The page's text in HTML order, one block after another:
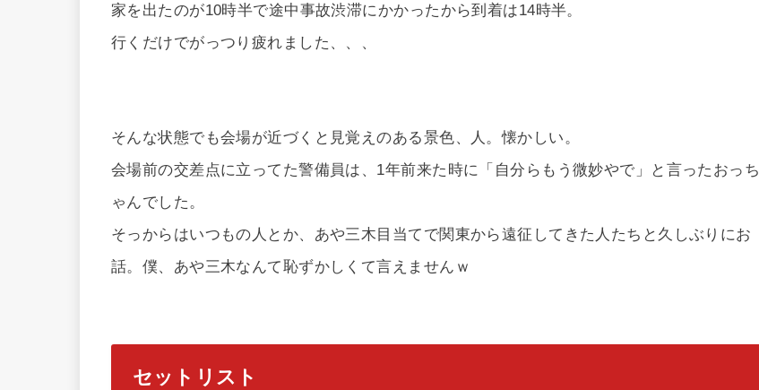
家を出たのが10時半で途中事故渋滞にかかったから到着は14時半。
行くだけでがっつり疲れました、、、
そんな状態でも会場が近づくと見覚えのある景色、人。懐かしい。
会場前の交差点に立ってた警備員は、1年前来た時に「自分らもう微妙やで」と言ったおっち
ゃんでした。
そっからはいつもの人とか、あや三木目当てで関東から遠征してきた人たちと久しぶりにお
話。僕、あや三木なんて恥ずかしくて言えませんｗ
セットリスト